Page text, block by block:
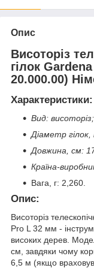
Опис
Висоторіз
гілок
20.000.00)
Характеристики:
Вид: висоторіз;
Діаметр
Довжина, см:
Країна-
Вага, г: 2,260.
Опис:
Висоторіз
Pro L 32 мм -
високих дерев.
см, завдяки чому
6,5 м (якщо